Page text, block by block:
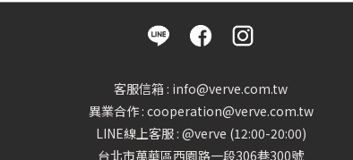
客服信箱 : info@verve.com.tw
異業合作 : cooperation@verve.com.tw
LINE線上客服 : @verve (12:00-20:00)
台北市萬華區西園路一段306巷300號